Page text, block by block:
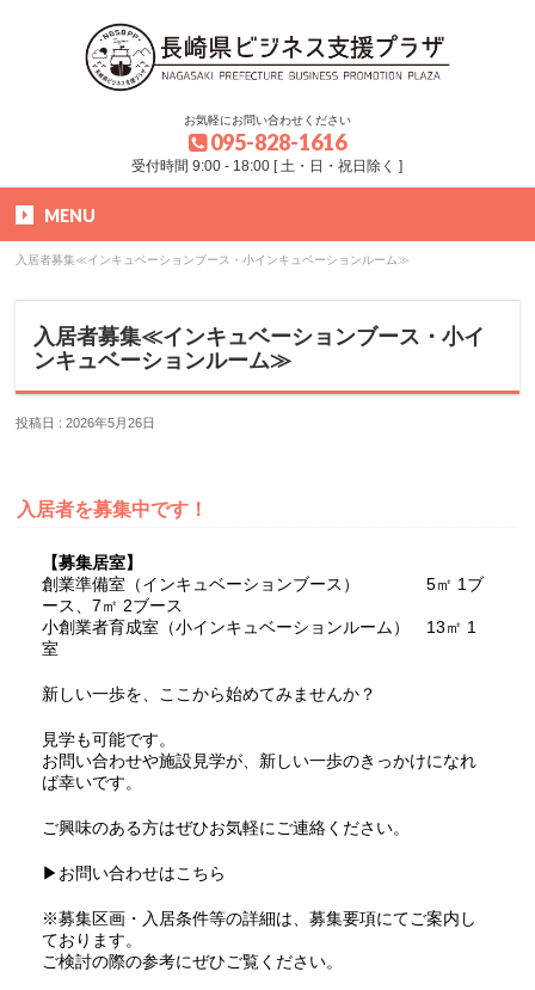
お気軽にお問い合わせください
095-828-1616
受付時間 9:00 - 18:00 [ 土・日・祝日除く ]
MENU
入居者募集≪インキュベーションブース・小インキュベーションルーム≫
入居者募集≪インキュベーションブース・小イ
ンキュベーションルーム≫
投稿日 : 2026年5月26日
入居者を募集中です！
【募集居室】
創業準備室（インキュベーションブース） 5㎡ 1ブ
ース、7㎡ 2ブース
小創業者育成室（小インキュベーションルーム） 13㎡ 1
室
新しい一歩を、ここから始めてみませんか？
見学も可能です。
お問い合わせや施設見学が、新しい一歩のきっかけになれ
ば幸いです。
ご興味のある方はぜひお気軽にご連絡ください。
▶ お問い合わせはこちら
※募集区画・入居条件等の詳細は、募集要項にてご案内し
ております。
ご検討の際の参考にぜひご覧ください。